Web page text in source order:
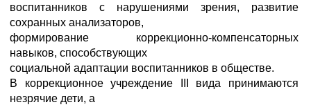
воспитанников с нарушениями зрения, развитие
сохранных анализаторов,
формирование коррекционно-компенсаторных
навыков, способствующих
социальной адаптации воспитанников в обществе.
В коррекционное учреждение III вида принимаются
незрячие дети, а